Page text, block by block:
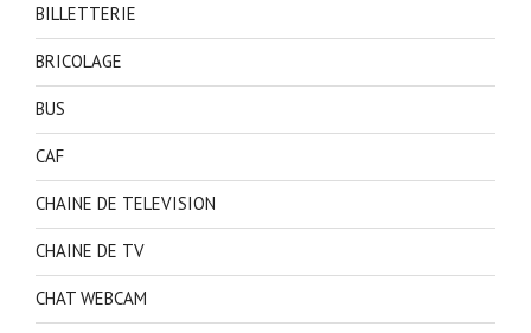
BILLETTERIE
BRICOLAGE
BUS
CAF
CHAINE DE TELEVISION
CHAINE DE TV
CHAT WEBCAM